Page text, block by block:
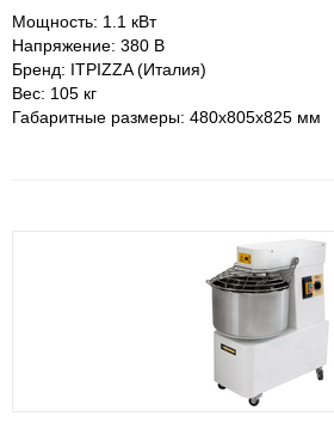
Мощность: 1.1 кВт
Напряжение: 380 В
Бренд: ITPIZZA (Италия)
Вес: 105 кг
Габаритные размеры: 480х805х825 мм